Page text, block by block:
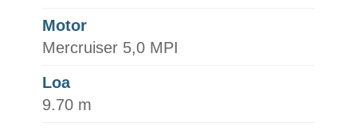
Motor
Mercruiser 5,0 MPI
Loa
9.70 m